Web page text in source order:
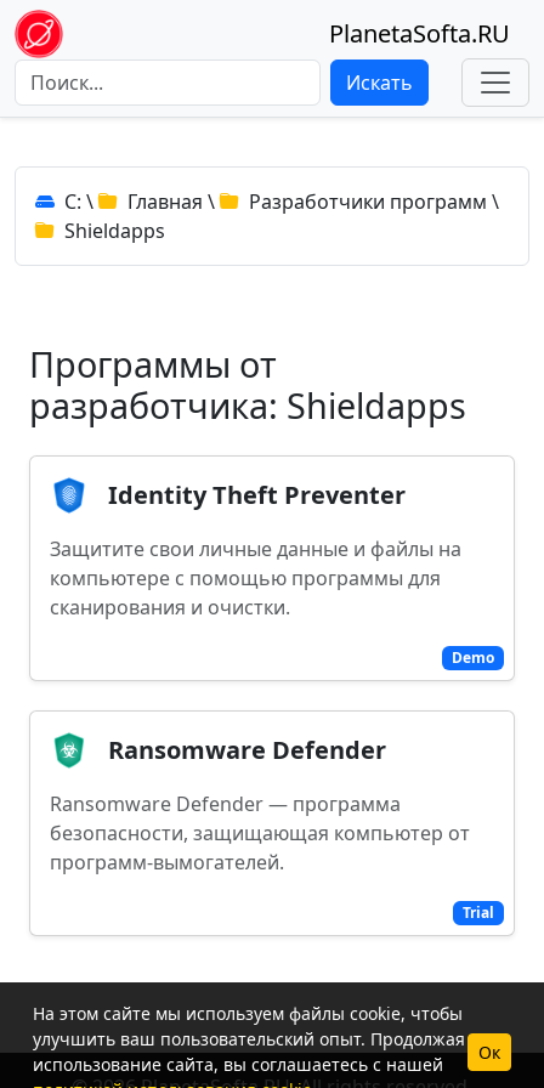
PlanetaSofta.RU
Искать
C: \ Главная \ Разработчики программ \
Shieldapps
Программы от
разработчика: Shieldapps
Demo
Identity Theft Preventer
Защитите свои личные данные и файлы на
компьютере с помощью программы для
сканирования и очистки.
Trial
Ransomware Defender
Ransomware Defender — программа
безопасности, защищающая компьютер от
программ-вымогателей.
На этом сайте мы используем файлы cookie, чтобы
улучшить ваш пользовательский опыт. Продолжая
использование сайта, вы соглашаетесь с нашей
Ок